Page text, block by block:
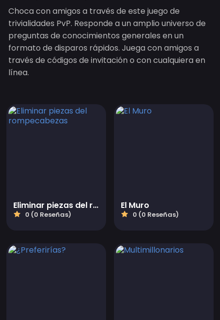
Choca con amigos a través de este juego de
trivialidades PvP. Responde a un amplio universo de
preguntas de conocimientos generales en un
formato de disparos rápidos. Juega con amigos a
través de códigos de invitación o con cualquiera en
línea.
Eliminar piezas del rompecabezas
0 (0 Reseñas)
El Muro
0 (0 Reseñas)